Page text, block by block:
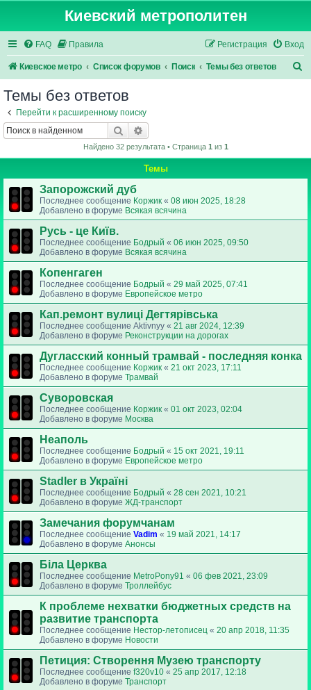
Киевский метрополитен
FAQ Правила Вход
Регистрация
Киевское метро Список форумов Поиск Темы без ответов
Темы без ответов
Перейти к расширенному поиску
Поиск
Найдено 32 результата • Страница 1из 1
Темы
Запорожский дуб
Последнее сообщение Коржик « 08 июн 2025, 18:28
Добавлено в форуме Всякая всячина
Русь - це Київ.
Последнее сообщение Бодрый « 06 июн 2025, 09:50
Добавлено в форуме Всякая всячина
Копенгаген
Последнее сообщение Бодрый « 29 май 2025, 07:41
Добавлено в форуме Европейское метро
Кап.ремонт вулиці Дегтярівська
Последнее сообщение Aktivnyy « 21 авг 2024, 12:39
Добавлено в форуме Реконструкции на дорогах
Дугласский конный трамвай - последняя конка
Последнее сообщение Коржик « 21 окт 2023, 17:11
Добавлено в форуме Трамвай
Суворовская
Последнее сообщение Коржик « 01 окт 2023, 02:04
Добавлено в форуме Москва
Неаполь
Последнее сообщение Бодрый « 15 окт 2021, 19:11
Добавлено в форуме Европейское метро
Stadler в Україні
Последнее сообщение Бодрый « 28 сен 2021, 10:21
Добавлено в форуме ЖД-транспорт
Замечания форумчанам
Последнее сообщение Vadim « 19 май 2021, 14:17
Добавлено в форуме Анонсы
Біла Церква
Последнее сообщение MetroPony91 « 06 фев 2021, 23:09
Добавлено в форуме Троллейбус
К проблеме нехватки бюджетных средств на
развитие транспорта
Последнее сообщение Нестор-летописец « 20 апр 2018, 11:35
Добавлено в форуме Новости
Петиция: Cтворення Музею транспорту
Последнее сообщение f320v10 « 25 апр 2017, 12:18
Добавлено в форуме Транспорт